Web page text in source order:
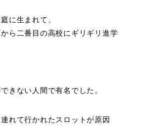
に生まれて、
ら二番目の高校にギリギリ進学
きない人間で有名でした。
れて行かれたスロットが原因